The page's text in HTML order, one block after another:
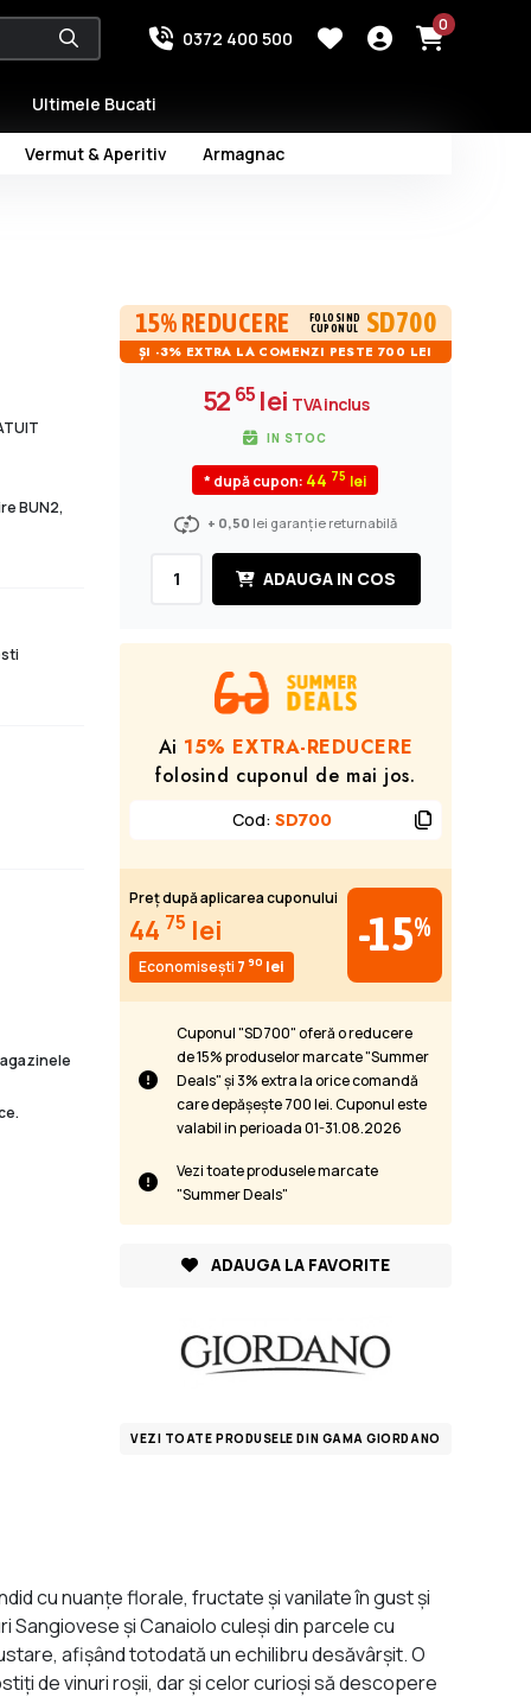
0372 400 500
0
Vermut & Aperitiv Armagnac
Ultimele Bucati
BUN2,
15% REDUCERE
FOLOSIND
CUPONUL
SD700
ȘI -3% EXTRA LA COMENZI PESTE 700 LEI
52 65 lei TVA inclus
IN STOC
* după cupon: 44 75
+ 0,50 lei garanție returnabilă
ADAUGA IN COS
Ai 15% EXTRA-REDUCERE
folosind cuponul de mai jos.
Cod: SD700
Preț după aplicarea cuponului
44 75 lei
Economisești 7 90 lei
-15%
Cuponul "SD700" oferă o reducere
de 15% produselor marcate "Summer
Deals" și 3% extra la orice comandă
care depășește 700 lei. Cuponul este
valabil in perioada 01-31.08.2026
Vezi toate produsele marcate
"Summer Deals"
ADAUGA LA FAVORITE
VEZI TOATE PRODUSELE DIN GAMA GIORDANO
cu nuanțe florale, fructate și vanilate în gust și
și Canaiolo culeși din parcele cu
afișând totodată un echilibru desăvârșit. O
de vinuri roșii, dar și celor curioși să descopere